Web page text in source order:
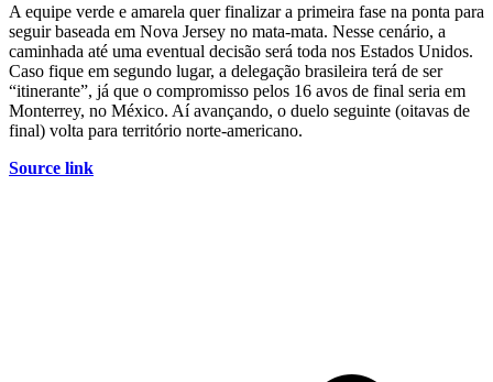
A equipe verde e amarela quer finalizar a primeira fase na ponta para
seguir baseada em Nova Jersey no mata-mata. Nesse cenário, a
caminhada até uma eventual decisão será toda nos Estados Unidos.
Caso fique em segundo lugar, a delegação brasileira terá de ser
“itinerante”, já que o compromisso pelos 16 avos de final seria em
Monterrey, no México. Aí avançando, o duelo seguinte (oitavas de
final) volta para território norte-americano.
Source link